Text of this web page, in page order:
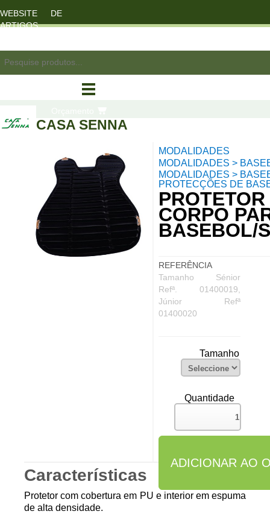
WEBSITE DE
ARTIGOS
CASA SENNA
MODALIDADES
MODALIDADES >
MODALIDADES >
PROTECÇÕES DE
PROTETOR
CORPO
BASEBOL/
REFERÊNCIA
Tamanho Sénior
Refª. 01400019,
Júnior Refª
01400020
Tamanho
Quantidade
Características
Protetor com cobertura em PU e interior em espuma
de alta densidade.